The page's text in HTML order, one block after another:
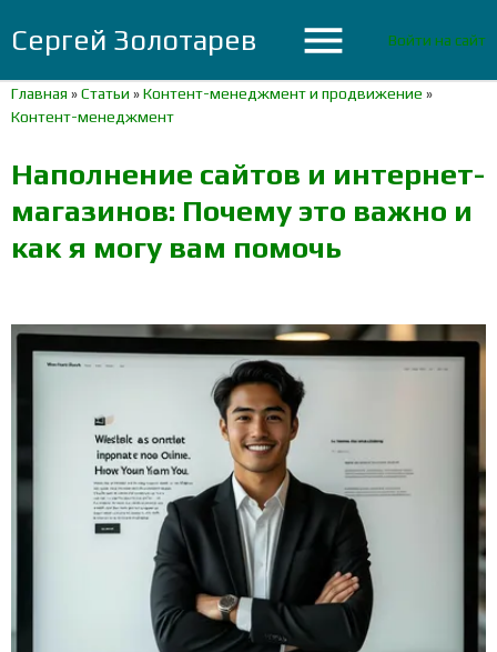
Сергей Золотарев menu Войти на сайт
Главная »Статьи »Контент-менеджмент и продвижение »
Контент-менеджмент
Наполнение сайтов и интернет-
магазинов: Почему это важно и
как я могу вам помочь